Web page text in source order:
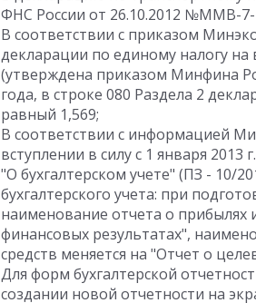
ФНС России от 26.10.2012 №ММВ-7-
В соответствии с приказом
декларации по единому налогу
(утверждена приказом Минфина
года, в строке 080 Раздела 2
равный 1,569;
В соответствии с информацией
вступлении в силу с 1 января
"О бухгалтерском учете" (ПЗ - 10/
бухгалтерского учета: при
наименование отчета о прибылях
финансовых результатах",
средств меняется на "Отчет о
Для форм бухгалтерской
создании новой отчетности на